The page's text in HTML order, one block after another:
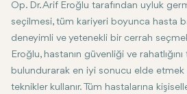
Op. Dr. Arif Eroğlu tarafından uyluk
seçilmesi, tüm kariyeri boyunca hasta
deneyimli ve yetenekli bir cerrah
Eroğlu, hastanın güvenliği ve
bulundurarak en iyi sonucu elde etmek
teknikler kullanır. Tüm hastalarına